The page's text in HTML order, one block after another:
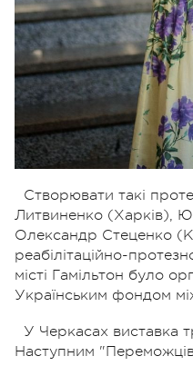
Створювати такі
Литвиненко (Харків),
Олександр Стеценко
реабілітаційно-
місті Гамільтон було
Українським фондом
У Черкасах виставка
Наступним